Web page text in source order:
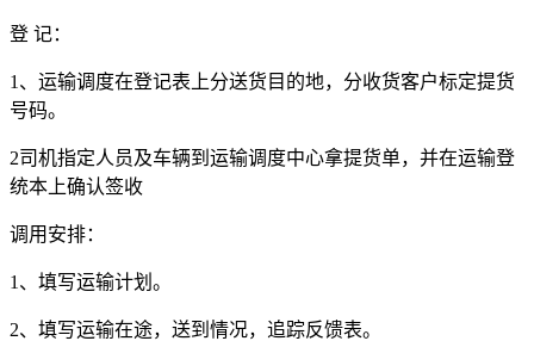
登 记：
1 、运输调度在登记表上分送货目的地，分收货客户标定提货
号码。
2司机指定人员及车辆到运输调度中心拿提货单，并在运输登
统本上确认签收
调用安排：
1 、填写运输计划。
2、填写运输在途，送到情况，追踪反馈表。